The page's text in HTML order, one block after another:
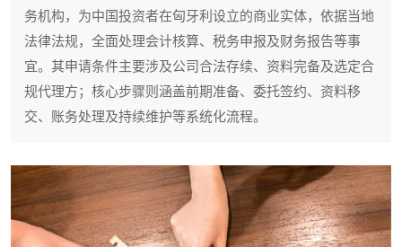
务机构，为中国投资者在匈牙利设立的商业实体，依据当地
法律法规，全面处理会计核算、税务申报及财务报告等事
宜。其申请条件主要涉及公司合法存续、资料完备及选定合
规代理方；核心步骤则涵盖前期准备、委托签约、资料移
交、账务处理及持续维护等系统化流程。